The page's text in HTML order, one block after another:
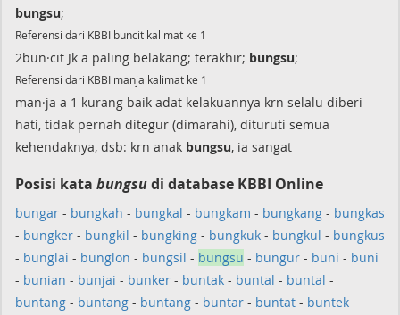
bungsu;
Referensi dari KBBI buncit kalimat ke 1
2bun·cit Jk a paling belakang; terakhir; bungsu;
Referensi dari KBBI manja kalimat ke 1
man·ja a 1 kurang baik adat kelakuannya krn selalu diberi
hati, tidak pernah ditegur (dimarahi), dituruti semua
kehendaknya, dsb: krn anak bungsu, ia sangat
Posisi kata bungsudi database KBBI Online
bungar - bungkah - bungkal - bungkam - bungkang - bungkas
- bungker - bungkil - bungking - bungkuk - bungkul - bungkus
- bunglai - bunglon - bungsil - bungsu - bungur - buni - buni
- bunian - bunjai - bunker - buntak - buntal - buntal -
buntang - buntang - buntang - buntar - buntat - buntek